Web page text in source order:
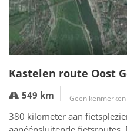
Kastelen route Oost
549 km Geen
380 kilometer aan